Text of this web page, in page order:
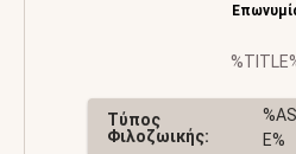
Τύπος
Φιλοζωικής:
E%